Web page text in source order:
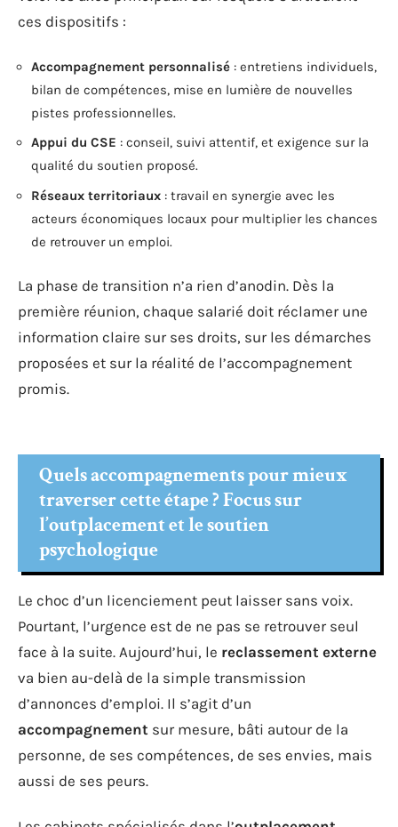
ces dispositifs :
Accompagnement personnalisé : entretiens individuels,
bilan de compétences, mise en lumière de nouvelles
pistes professionnelles.
Appui du CSE : conseil, suivi attentif, et exigence sur la
qualité du soutien proposé.
Réseaux territoriaux : travail en synergie avec les
acteurs économiques locaux pour multiplier les chances
de retrouver un emploi.
La phase de transition n’a rien d’anodin. Dès la
première réunion, chaque salarié doit réclamer une
information claire sur ses droits, sur les démarches
proposées et sur la réalité de l’accompagnement
promis.
Quels accompagnements pour mieux
traverser cette étape ? Focus sur
l’outplacement et le soutien
psychologique
Le choc d’un licenciement peut laisser sans voix.
Pourtant, l’urgence est de ne pas se retrouver seul
face à la suite. Aujourd’hui, le reclassement externe
va bien au-delà de la simple transmission
d’annonces d’emploi. Il s’agit d’un
accompagnement sur mesure, bâti autour de la
personne, de ses compétences, de ses envies, mais
aussi de ses peurs.